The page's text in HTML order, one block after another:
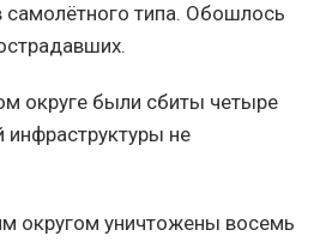
самолётного типа. Обошлось
округе были сбиты четыре
не
округом уничтожены восемь